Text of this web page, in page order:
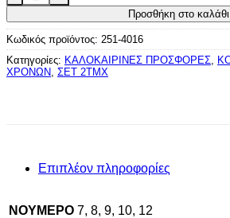
€23.00.
Προσθήκη στο καλάθι
Κωδικός προϊόντος: 251-4016
Κατηγορίες: ΚΑΛΟΚΑΙΡΙΝΕΣ ΠΡΟΣΦΟΡΕΣ
ΧΡΟΝΩΝ ΣΕΤ 2ΤΜΧ
Επιπλέον πληροφορίες
NOYMEPO 7, 8, 9, 10, 12